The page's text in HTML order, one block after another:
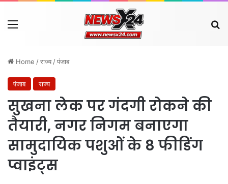
Menu
Home /राज्य /पंजाब
पंजाब राज्य
सुखना लेक पर गंदगी रोकने की
तैयारी, नगर निगम बनाएगा
सामुदायिक पशुओं के 8 फीडिंग
प्वाइंट्स